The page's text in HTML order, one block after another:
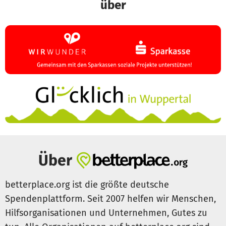
über
Über
betterplace.org ist die größte deutsche
Spendenplattform. Seit 2007 helfen wir Menschen,
Hilfsorganisationen und Unternehmen, Gutes zu